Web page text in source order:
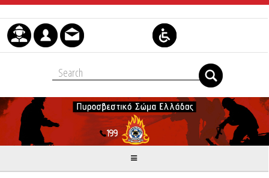
Skip to Content